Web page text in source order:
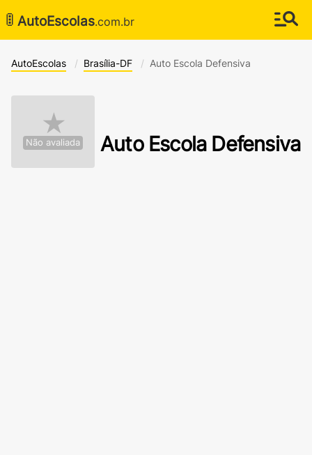
🚦 AutoEscolas.com.br
AutoEscolas Brasília-DF Auto Escola Defensiva
★
Não avaliada Auto Escola Defensiva